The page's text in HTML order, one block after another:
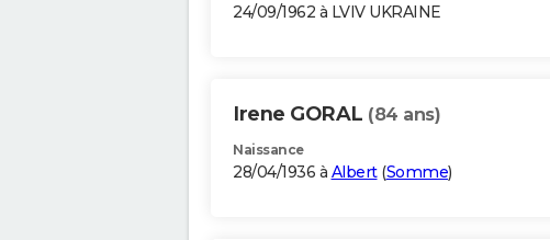
24/09/1962 à LVIV UKRAINE
Irene GORAL (84 ans)
Naissance
28/04/1936 à Albert(Somme)